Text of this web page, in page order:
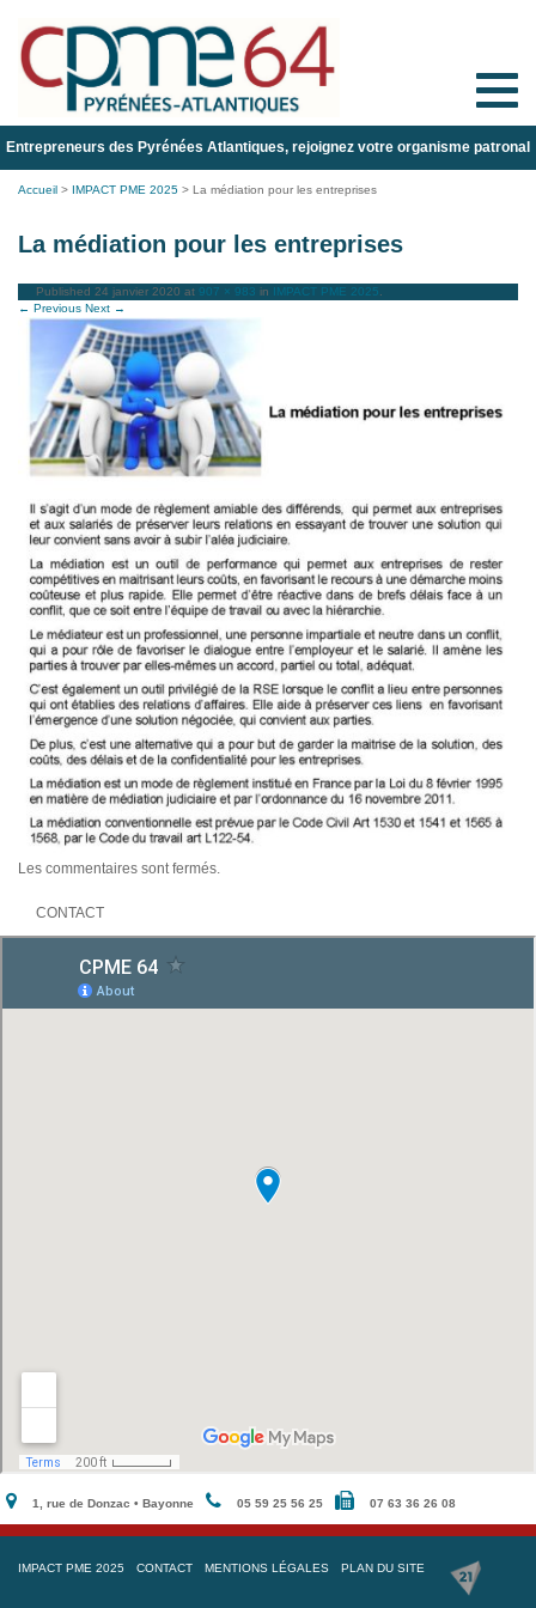
Toggle
Entrepreneurs des Pyrénées Atlantiques, rejoignez votre organisme patronal
Accueil > IMPACT PME 2025 > La médiation pour les entreprises
La médiation pour les entreprises
Published 24 janvier 2020 at 907 × 983 in IMPACT PME 2025
← Previous Next →
Les commentaires sont fermés.
CONTACT
1, rue de Donzac • Bayonne 05 59 25 56 25 07 63 36 26 08
IMPACT PME 2025 CONTACT MENTIONS LÉGALES PLAN DU SITE